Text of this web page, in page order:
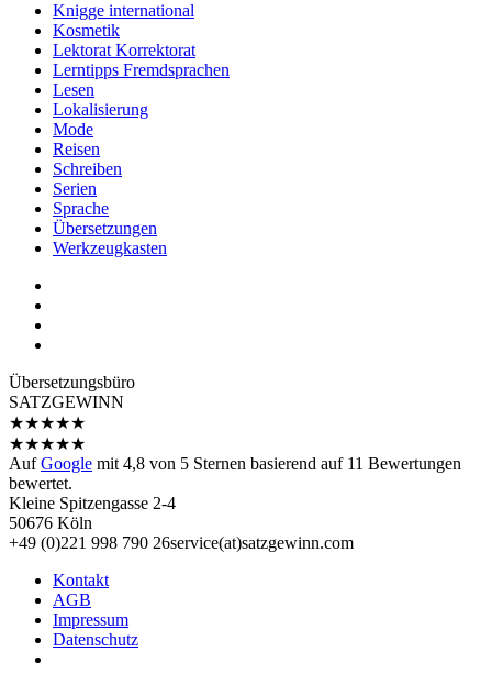
Knigge international
Kosmetik
Lektorat Korrektorat
Lerntipps Fremdsprachen
Lesen
Lokalisierung
Mode
Reisen
Schreiben
Serien
Sprache
Übersetzungen
Werkzeugkasten
Übersetzungs­büro
SATZGEWINN
★★★★★
★★★★★
AufGoogle mit 4,8 von 5 Sternen basierend auf 11 Bewertungen
bewertet.
Kleine Spitzengasse 2-4
50676 Köln
+49 (0)221 998 790 26service(at)satz­gewinn.com
Kontakt
AGB
Impressum
Datenschutz